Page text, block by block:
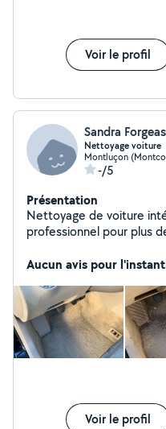
Voir le profil
Sandra Forgeas
Nettoyage voiture
Montluçon
-/5
Présentation
Nettoyage de voiture
professionnel pour plus
Aucun avis pour l'instant
Voir le profil